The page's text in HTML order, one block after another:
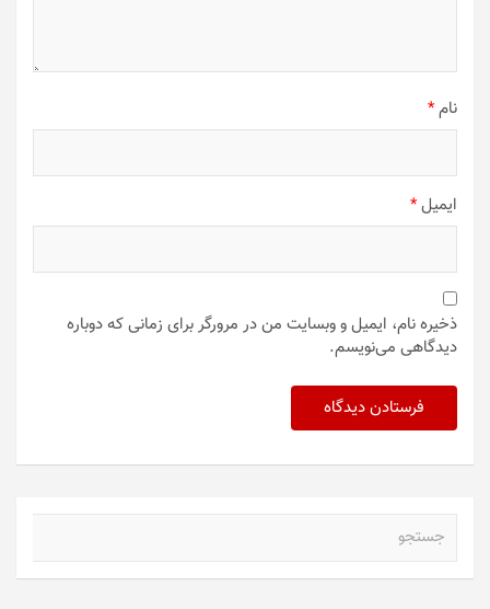
نام*
ایمیل*
ذخیره نام، ایمیل و وبسایت من در مرورگر برای زمانی که دوباره
دیدگاهی می‌نویسم.